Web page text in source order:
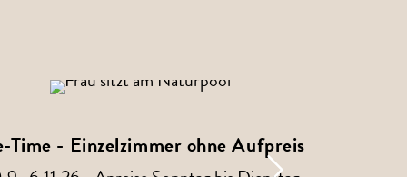
Time - Einzelzimmer ohne Aufpreis